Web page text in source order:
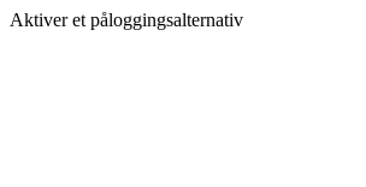
Aktiver et påloggingsalternativ